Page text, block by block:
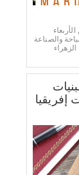
والصناعة
إفريقيا